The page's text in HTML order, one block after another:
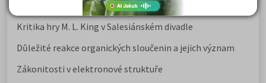
Karel Havlíček Borovský: Tyrolské elegie
Kritika hry M. L. King v Salesiánském divadle
Důležité reakce organických sloučenin a jejich význam
Zákonitosti v elektronové struktuře